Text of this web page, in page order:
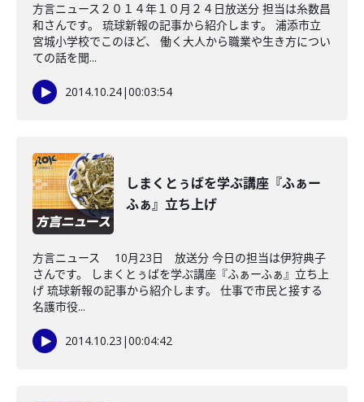
方言ニュース２０１４年１０月２４日放送分 担当は糸数昌
和さんです。 琉球新報の記事から紹介します。 浦添市立
宮城小学校でこのほど、 働く大人から職業や生き方につい
ての話を聞...
2014.10.24|00:03:54
しまくとぅばを学ぶ講座『ふぁー
ふぁ』立ち上げ
方言ニュース 10月23日 放送分 今日の担当は伊狩典子
さんです。 しまくとぅばを学ぶ講座『ふぁーふぁ』立ち上
げ 琉球新報の記事から紹介します。 仕事で市民と接する
名護市役...
2014.10.23 |00:04:42